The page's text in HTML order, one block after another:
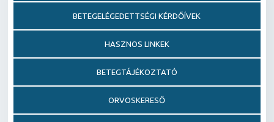
BETEGELÉGEDETTSÉGI KÉRDŐÍVEK
HASZNOS LINKEK
BETEGTÁJÉKOZTATÓ
ORVOSKERESŐ